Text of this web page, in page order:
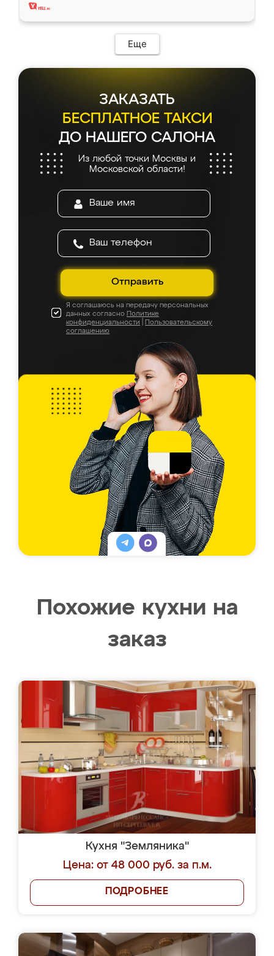
Еще
ЗАКАЗАТЬ
БЕСПЛАТНОЕ ТАКСИ
ДО НАШЕГО САЛОНА
Из любой точки Москвы и
Московской области!
Отправить
Я соглашаюсь на передачу персональных
данных согласно Политике
конфиденциальности
Пользовательскому
соглашению
Похожие кухни на
заказ
Кухня "Земляника"
Цена: от 48 000 руб. за п.м.
ПОДРОБНЕЕ